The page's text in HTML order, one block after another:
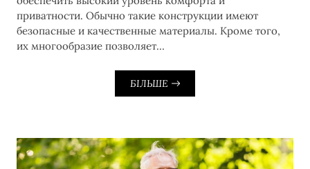
приватности. Обычно такие конструкции имеют
безопасные и качественные материалы. Кроме того,
их многообразие позволяет…
БІЛЬШЕ